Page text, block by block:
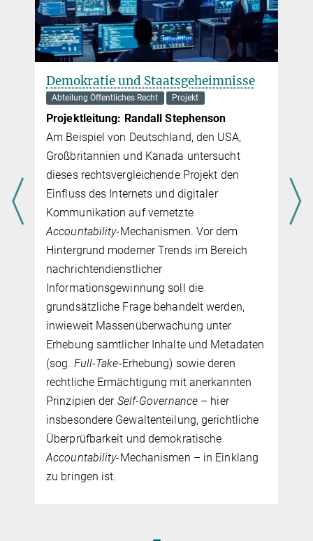
Demokratie und Staatsgeheimnisse
Abteilung Öffentliches Recht Projekt
Projektleitung: Ran­dall Ste­phen­son
Am Beispiel von Deutschland, den USA,
Großbritannien und Kanada untersucht
dieses rechtsvergleichende Projekt den
Einfluss des Internets und digitaler
Kommunikation auf vernetzte
Accountability-Mechanismen. Vor dem
Hintergrund moderner Trends im Bereich
nachrichtendienstlicher
Informationsgewinnung soll die
grundsätzliche Frage behandelt werden,
inwieweit Massenüberwachung unter
Erhebung sämtlicher Inhalte und Metadaten
(sog. Full-Take-Erhebung) sowie deren
rechtliche Ermächtigung mit anerkannten
Prinzipien der Self-Governance – hier
insbesondere Gewaltenteilung, gerichtliche
Überprüfbarkeit und demokratische
Accountability-Mechanismen – in Einklang
zu bringen ist.